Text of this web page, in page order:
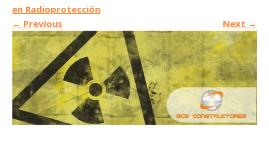
en Radioprotección
← Previous Next →